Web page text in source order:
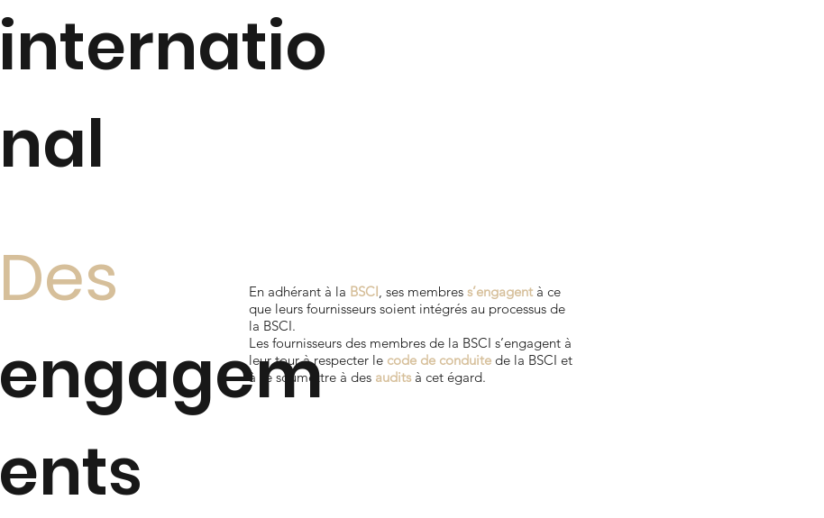
internatio
nal
En adhérant à la BSCI , ses membres s’engagentà ce
que leurs fournisseurs soient intégrés au processus de
la BSCI.
Les fournisseurs des membres de la BSCI s’engagent à
leur tour à respecter le code de conduitede la BSCI et
à se soumettre à des auditsà cet égard.
Des
engagem
ents